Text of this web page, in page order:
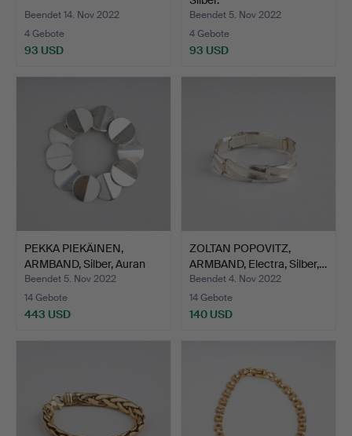
Beendet 14. Nov 2022
4 Gebote
93 USD
Beendet 5. Nov 2022
4 Gebote
93 USD
PEKKA PIEKÄINEN,
ARMBAND, Silber, Auran
Ku…
Beendet 5. Nov 2022
14 Gebote
443 USD
ZOLTAN POPOVITZ,
ARMBAND, Electra, Silber,…
Beendet 4. Nov 2022
14 Gebote
140 USD